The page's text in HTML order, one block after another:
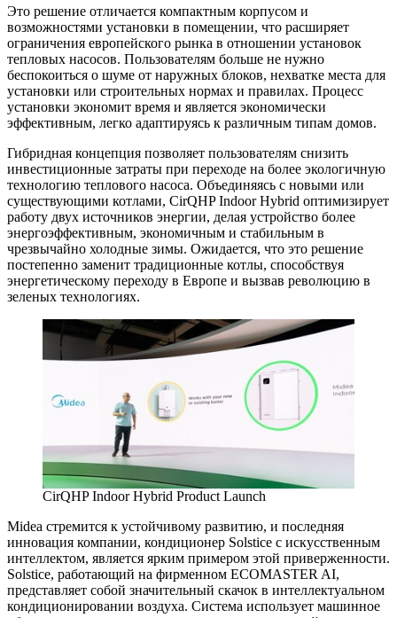
Это решение отличается компактным корпусом и
возможностями установки в помещении, что расширяет
ограничения европейского рынка в отношении установок
тепловых насосов. Пользователям больше не нужно
беспокоиться о шуме от наружных блоков, нехватке места для
установки или строительных нормах и правилах. Процесс
установки экономит время и является экономически
эффективным, легко адаптируясь к различным типам домов.
Гибридная концепция позволяет пользователям снизить
инвестиционные затраты при переходе на более экологичную
технологию теплового насоса. Объединяясь с новыми или
существующими котлами, CirQHP Indoor Hybrid оптимизирует
работу двух источников энергии, делая устройство более
энергоэффективным, экономичным и стабильным в
чрезвычайно холодные зимы. Ожидается, что это решение
постепенно заменит традиционные котлы, способствуя
энергетическому переходу в Европе и вызвав революцию в
зеленых технологиях.
CirQHP Indoor Hybrid Product Launch
Midea стремится к устойчивому развитию, и последняя
инновация компании, кондиционер Solstice с искусственным
интеллектом, является ярким примером этой приверженности.
Solstice, работающий на фирменном ECOMASTER AI,
представляет собой значительный скачок в интеллектуальном
кондиционировании воздуха. Система использует машинное